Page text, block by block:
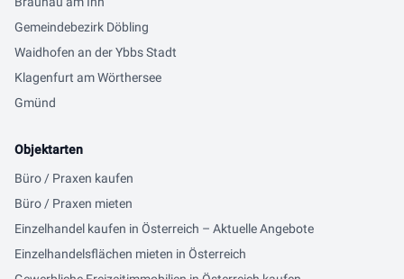
Gemeindebezirk Döbling
Waidhofen an der Ybbs Stadt
Klagenfurt am Wörthersee
Gmünd
Objektarten
Büro / Praxen kaufen
Büro / Praxen mieten
Einzelhandel kaufen in Österreich – Aktuelle Angebote
Einzelhandelsflächen mieten in Österreich